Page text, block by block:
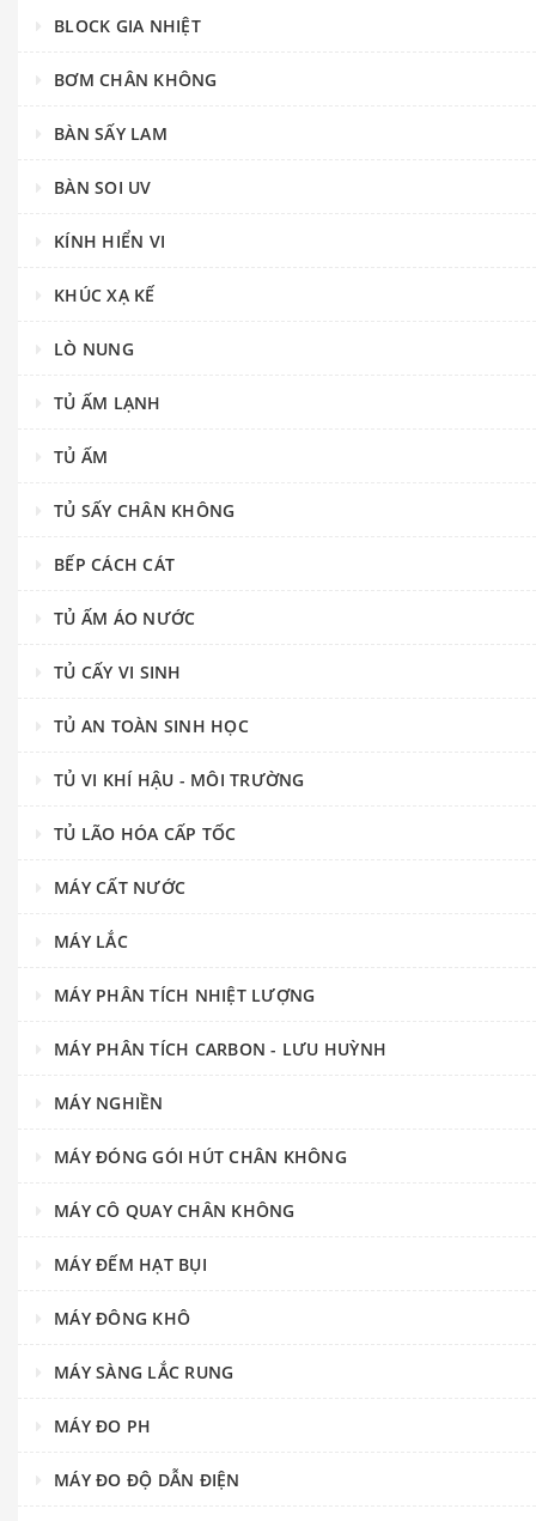
BLOCK GIA NHIỆT
BƠM CHÂN KHÔNG
BÀN SẤY LAM
BÀN SOI UV
KÍNH HIỂN VI
KHÚC XẠ KẾ
LÒ NUNG
TỦ ẤM LẠNH
TỦ ẤM
TỦ SẤY CHÂN KHÔNG
BẾP CÁCH CÁT
TỦ ẤM ÁO NƯỚC
TỦ CẤY VI SINH
TỦ AN TOÀN SINH HỌC
TỦ VI KHÍ HẬU - MÔI TRƯỜNG
TỦ LÃO HÓA CẤP TỐC
MÁY CẤT NƯỚC
MÁY LẮC
MÁY PHÂN TÍCH NHIỆT LƯỢNG
MÁY PHÂN TÍCH CARBON - LƯU HUỲNH
MÁY NGHIỀN
MÁY ĐÓNG GÓI HÚT CHÂN KHÔNG
MÁY CÔ QUAY CHÂN KHÔNG
MÁY ĐẾM HẠT BỤI
MÁY ĐÔNG KHÔ
MÁY SÀNG LẮC RUNG
MÁY ĐO PH
MÁY ĐO ĐỘ DẪN ĐIỆN